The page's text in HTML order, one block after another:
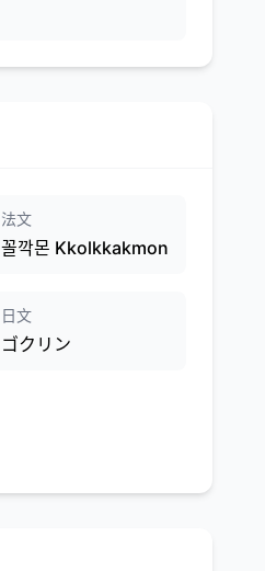
法文
꼴깍몬 Kkolkkakmon
日文
ゴクリン